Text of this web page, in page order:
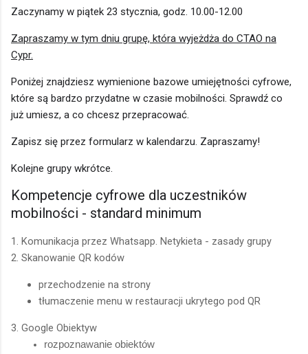
Zaczynamy w piątek 23 stycznia, godz. 10.00-12.00
Zapraszamy w tym dniu grupę, która wyjeżdża do CTAO na
Cypr.
Poniżej znajdziesz wymienione bazowe umiejętności cyfrowe,
które są bardzo przydatne w czasie mobilności. Sprawdź co
już umiesz, a co chcesz przepracować.
Zapisz się przez formularz w kalendarzu. Zapraszamy!
Kolejne grupy wkrótce.
Kompetencje cyfrowe dla uczestników
mobilności - standard minimum
1. Komunikacja przez Whatsapp. Netykieta - zasady grupy
2. Skanowanie QR kodów
przechodzenie na strony
tłumaczenie menu w restauracji ukrytego pod QR
3. Google Obiektyw
rozpoznawanie obiektów